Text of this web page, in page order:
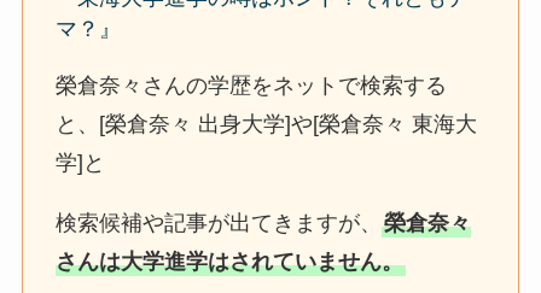
マ？』
榮倉奈々さんの学歴をネットで検索する
と、[榮倉奈々 出身大学]や[榮倉奈々 東海大
学]と
検索候補や記事が出てきますが、 榮倉奈々
さんは大学進学はされていません。